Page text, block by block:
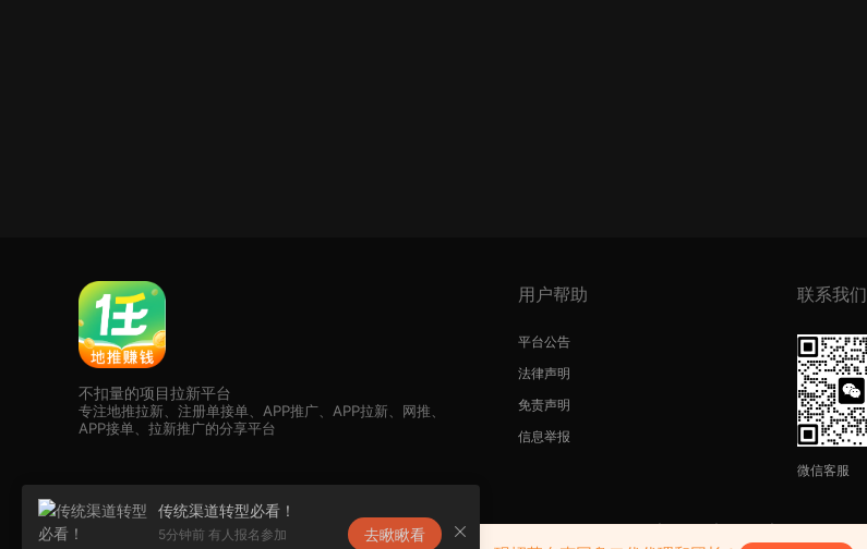
不扣量的项目拉新平台
专注地推拉新、注册单接单、APP推广、APP拉新、网推、
APP接单、拉新推广的分享平台
用户帮助
平台公告
法律声明
免责声明
信息举报
联系我们
微信客服
传统渠道转型必看！
5分钟前 有人报名参加 去瞅瞅看